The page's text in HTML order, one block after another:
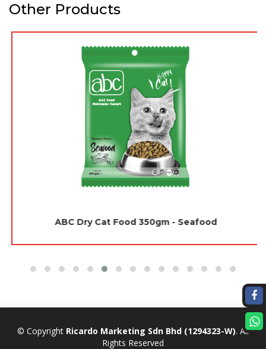
Other Products
ABC Dry Cat Food 350gm - Seafood
© Copyright Ricardo Marketing Sdn Bhd (1294323-W). All
Rights Reserved